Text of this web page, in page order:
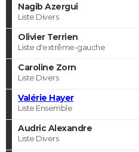
Nagib Azergui
Liste Divers
Olivier Terrien
Liste d'extrême-gauche
Caroline Zorn
Liste Divers
Valérie Hayer
Liste Ensemble
Audric Alexandre
Liste Divers